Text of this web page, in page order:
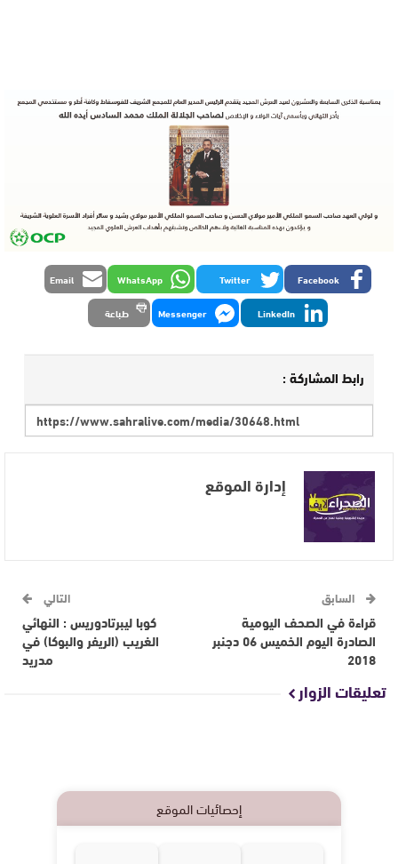
Facebook
Twitter
WhatsApp
Email
LinkedIn
Messenger طباعة
رابط المشاركة :
إدارة الموقع
السابق
قراءة في الصحف اليومية
الصادرة اليوم الخميس 06 دجنبر
2018
التالي
كوبا ليبرتادوريس : النهائي
الغريب (الريفر والبوكا) في
مدريد
تعليقات الزوار
إحصائيات الموقع